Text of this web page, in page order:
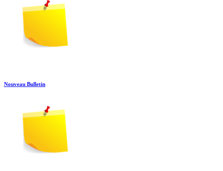
Nouveau Bulletin